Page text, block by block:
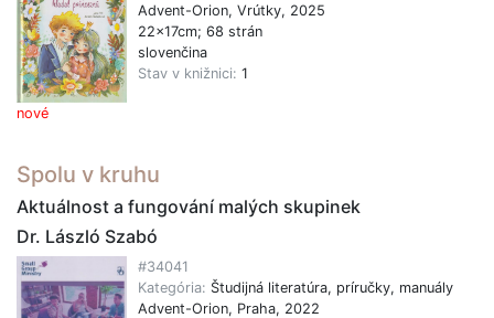
nové
Advent-Orion, Vrútky, 2025
22x17cm; 68 strán
slovenčina
Stav v knižnici: 1
Spolu v kruhu
Aktuálnost a fungování malých skupinek
Dr. László Szabó
#34041
Kategória: Študijná literatúra, príručky, manuály
Advent-Orion, Praha, 2022